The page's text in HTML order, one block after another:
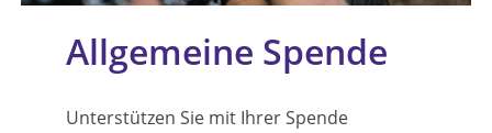
Allgemeine Spende
Unterstützen Sie mit Ihrer Spende